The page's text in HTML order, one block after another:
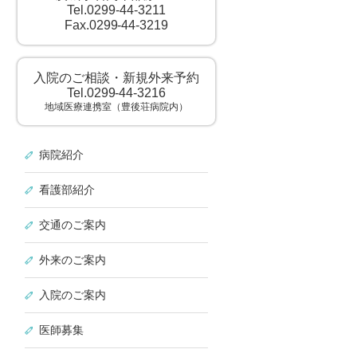
Tel.0299-44-3211
Fax.0299-44-3219
入院のご相談・新規外来予約
Tel.0299-44-3216
地域医療連携室（豊後荘病院内）
病院紹介
看護部紹介
交通のご案内
外来のご案内
入院のご案内
医師募集